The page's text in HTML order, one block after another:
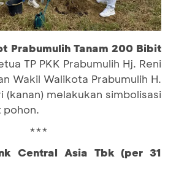
Prabumulih Tanam 200 Bibit
TP PKK Prabumulih Hj. Reni
Wakil Walikota Prabumulih H.
(kanan) melakukan simbolisasi
pohon.
***
Central Asia Tbk (per 31